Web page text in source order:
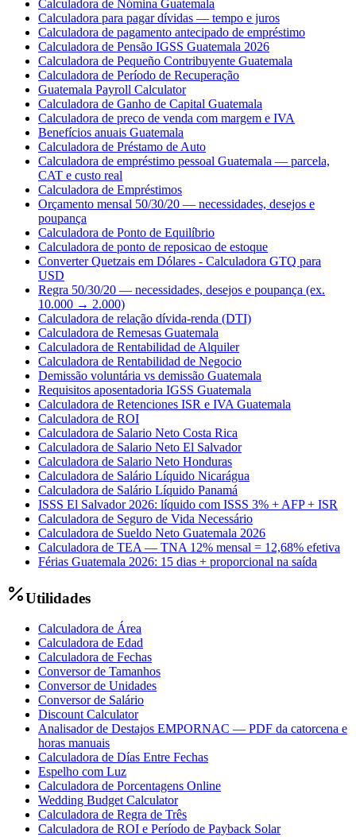
Calculadora de Nómina Guatemala
Calculadora para pagar dívidas — tempo e juros
Calculadora de pagamento antecipado de empréstimo
Calculadora de Pensão IGSS Guatemala 2026
Calculadora de Pequeño Contribuyente Guatemala
Calculadora de Período de Recuperação
Guatemala Payroll Calculator
Calculadora de Ganho de Capital Guatemala
Calculadora de preco de venda com margem e IVA
Benefícios anuais Guatemala
Calculadora de Préstamo de Auto
Calculadora de empréstimo pessoal Guatemala — parcela,
CAT e custo real
Calculadora de Empréstimos
Orçamento mensal 50/30/20 — necessidades, desejos e
poupança
Calculadora de Ponto de Equilíbrio
Calculadora de ponto de reposicao de estoque
Converter Quetzais em Dólares - Calculadora GTQ para
USD
Regra 50/30/20 — necessidades, desejos e poupança (ex.
10.000 → 2.000)
Calculadora de relação dívida-renda (DTI)
Calculadora de Remesas Guatemala
Calculadora de Rentabilidad de Alquiler
Calculadora de Rentabilidad de Negocio
Demissão voluntária vs demissão Guatemala
Requisitos aposentadoria IGSS Guatemala
Calculadora de Retenciones ISR e IVA Guatemala
Calculadora de ROI
Calculadora de Salario Neto Costa Rica
Calculadora de Salario Neto El Salvador
Calculadora de Salario Neto Honduras
Calculadora de Salário Líquido Nicarágua
Calculadora de Salário Líquido Panamá
ISSS El Salvador 2026: líquido com ISSS 3% + AFP + ISR
Calculadora de Seguro de Vida Necessário
Calculadora de Sueldo Neto Guatemala 2026
Calculadora de TEA — TNA 12% mensal = 12,68% efetiva
Férias Guatemala 2026: 15 dias + proporcional na saída
Utilidades
Calculadora de Área
Calculadora de Edad
Calculadora de Fechas
Conversor de Tamanhos
Conversor de Unidades
Conversor de Salário
Discount Calculator
Analisador de Destajos EMPORNAC — PDF da catorcena e
horas manuais
Calculadora de Días Entre Fechas
Espelho com Luz
Calculadora de Porcentagens Online
Wedding Budget Calculator
Calculadora de Regra de Três
Calculadora de ROI e Período de Payback Solar